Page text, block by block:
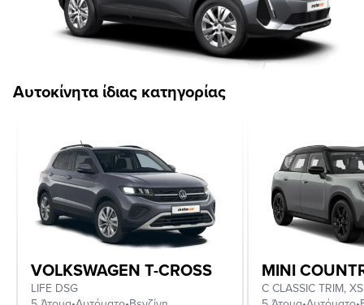
Αυτοκίνητα ίδιας κατηγορίας
VOLKSWAGEN T-CROSS
LIFE DSG
MINI